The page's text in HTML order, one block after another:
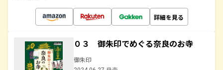
詳細を見る
０３ 御朱印でめぐる奈良のお寺
御朱印